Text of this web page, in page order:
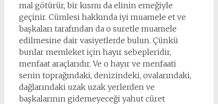
mal götürür, bir kısmı da elinin emeğiyle
geçinir. Cümlesi hakkında iyi muamele et ve
başkaları tarafından da o suretle muamele
edilmesine dair vasiyetlerde bulun. Çünkü
bunlar memleket için hayır sebepleridir,
menfaat araçlarıdır. Ve o hayır ve menfaati
senin toprağındaki, denizindeki, ovalarındaki,
dağlarındaki uzak uzak yerlerden ve
başkalarının gidemeyeceği yahut cüret